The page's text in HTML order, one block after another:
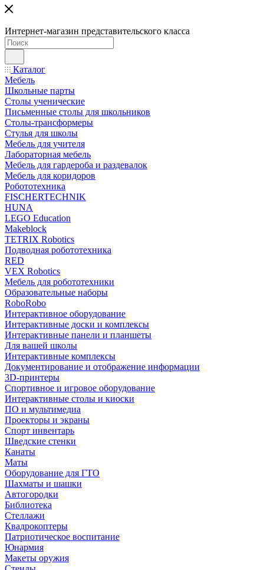
Интернет-магазин представительского класса
Каталог
Мебель
Школьные парты
Столы ученические
Письменные столы для школьников
Столы-трансформеры
Стулья для школы
Мебель для учителя
Лабораторная мебель
Мебель для гардероба и раздевалок
Мебель для коридоров
Робототехника
FISCHERTECHNIK
HUNA
LEGO Education
Makeblock
TETRIX Robotics
Подводная робототехника
RED
VEX Robotics
Мебель для робототехники
Образовательные наборы
RoboRobo
Интерактивное оборудование
Интерактивные доски и комплексы
Интерактивные панели и планшеты
Для вашей школы
Интерактивные комплексы
Документирование и отображение информации
3D-принтеры
Спортивное и игровое оборудование
Интерактивные столы и киоски
ПО и мультимедиа
Проекторы и экраны
Спорт инвентарь
Шведские стенки
Канаты
Маты
Оборудование для ГТО
Шахматы и шашки
Автогородки
Библиотека
Стеллажи
Квадрокоптеры
Патриотическое воспитание
Юнармия
Макеты оружия